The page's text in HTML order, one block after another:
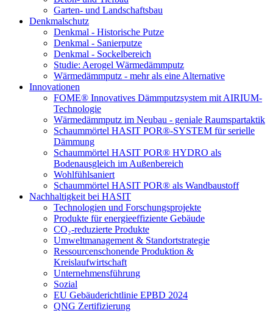
Garten- und Landschaftsbau
Denkmalschutz
Denkmal - Historische Putze
Denkmal - Sanierputze
Denkmal - Sockelbereich
Studie: Aerogel Wärmedämmputz
Wärmedämmputz - mehr als eine Alternative
Innovationen
FOME® Innovatives Dämmputzsystem mit AIRIUM-
Technologie
Wärmedämmputz im Neubau - geniale Raumspartaktik
Schaummörtel HASIT POR®-SYSTEM für serielle
Dämmung
Schaummörtel HASIT POR® HYDRO als
Bodenausgleich im Außenbereich
Wohlfühlsaniert
Schaummörtel HASIT POR® als Wandbaustoff
Nachhaltigkeit bei HASIT
Technologien und Forschungsprojekte
Produkte für energieeffiziente Gebäude
CO₂-reduzierte Produkte
Umweltmanagement & Standortstrategie
Ressourcenschonende Produktion &
Kreislaufwirtschaft
Unternehmensführung
Sozial
EU Gebäuderichtlinie EPBD 2024
QNG Zertifizierung